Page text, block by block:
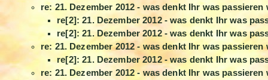
re: 21. Dezember 2012 - was denkt Ihr was passieren
re[2]: 21. Dezember 2012 - was denkt Ihr was
re[2]: 21. Dezember 2012 - was denkt Ihr was
re: 21. Dezember 2012 - was denkt Ihr was passieren
re[2]: 21. Dezember 2012 - was denkt Ihr was
re: 21. Dezember 2012 - was denkt Ihr was passieren